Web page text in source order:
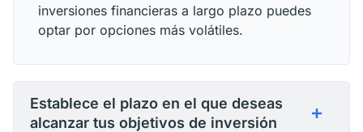
inversiones financieras a largo plazo puedes
optar por opciones más volátiles.
Establece el plazo en el que deseas
alcanzar tus objetivos de inversión